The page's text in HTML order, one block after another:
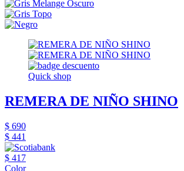
Quick shop
REMERA DE NIÑO SHINO
$ 690
$ 441
$ 417
Color